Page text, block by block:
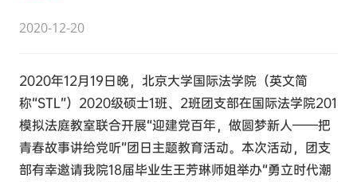
2020-12-20
2020年12月19日晚，北京大学国际法学院（英文简
称“STL”）2020级硕士1班、2班团支部在国际法学院201
模拟法庭教室联合开展“迎建党百年，做圆梦新人——把
青春故事讲给党听”团日主题教育活动。本次活动，团支
部有幸邀请我院18届毕业生王芳琳师姐举办“勇立时代潮